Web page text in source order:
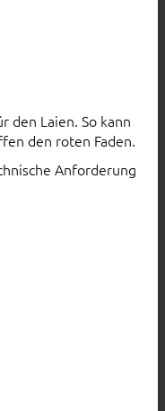
den Laien. So kann
den roten Faden.
Anforderung